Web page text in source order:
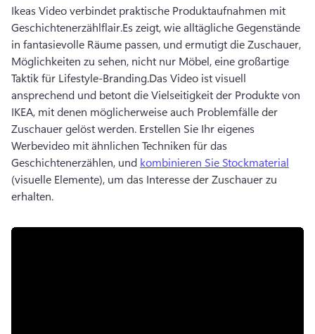
Ikeas Video verbindet praktische Produktaufnahmen mit
Geschichtenerzählflair.Es zeigt, wie alltägliche Gegenstände
in fantasievolle Räume passen, und ermutigt die Zuschauer,
Möglichkeiten zu sehen, nicht nur Möbel, eine großartige
Taktik für Lifestyle-Branding.Das Video ist visuell
ansprechend und betont die Vielseitigkeit der Produkte von
IKEA, mit denen möglicherweise auch Problemfälle der
Zuschauer gelöst werden. Erstellen Sie Ihr eigenes
Werbevideo mit ähnlichen Techniken für das
Geschichtenerzählen, und kombinieren Sie Stockmaterial
(visuelle Elemente), um das Interesse der Zuschauer zu
erhalten.